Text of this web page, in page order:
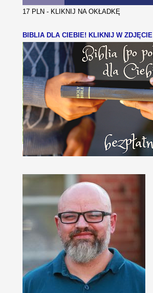
17 PLN - KLIKNIJ NA OKŁADKĘ
BIBLIA DLA CIEBIE! KLIKNIJ W ZDJĘCIE